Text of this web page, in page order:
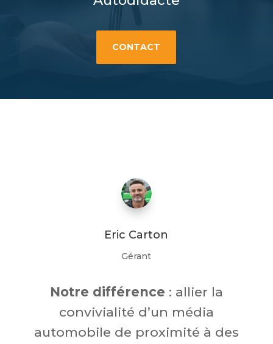
CONTACT
Eric Carton
Gérant
Notre différence : allier la
convivialité d’un média
automobile de proximité à des